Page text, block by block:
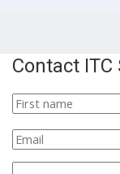
Contact